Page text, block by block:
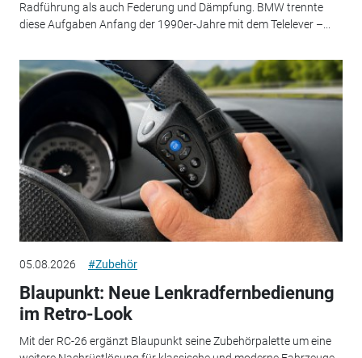
Radführung als auch Federung und Dämpfung. BMW trennte
diese Aufgaben Anfang der 1990er-Jahre mit dem Telelever –...
05.08.2026 #Zubehör
Blaupunkt: Neue Lenkradfernbedienung
im Retro-Look
Mit der RC-26 ergänzt Blaupunkt seine Zubehörpalette um eine